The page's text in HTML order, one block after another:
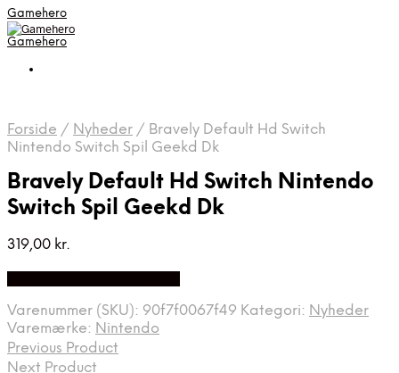
Gamehero
Gamehero
Forside / Nyheder / Bravely Default Hd Switch
Nintendo Switch Spil Geekd Dk
Bravely Default Hd Switch Nintendo
Switch Spil Geekd Dk
319,00 kr.
Varenummer (SKU): 90f7f0067f49 Kategori: Nyheder
Varemærke: Nintendo
Previous Product
Next Product